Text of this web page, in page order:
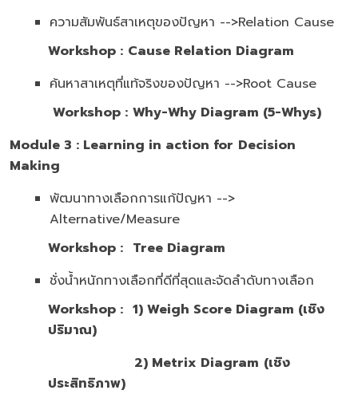
ความสัมพันธ์สาเหตุของปัญหา -->Relation Cause
Workshop : Cause Relation Diagram
ค้นหาสาเหตุที่แท้จริงของปัญหา -->Root Cause
Workshop : Why-Why Diagram (5-Whys)
Module 3 : Learning in action for Decision
Making
พัฒนาทางเลือกการแก้ปัญหา -->
Alternative/Measure
Workshop : Tree Diagram
ชั่งน้ำหนักทางเลือกที่ดีที่สุดและจัดลำดับทางเลือก
Workshop : 1) Weigh Score Diagram (เชิง
ปริมาณ)
2) Metrix Diagram (เชิง
ประสิทธิภาพ)